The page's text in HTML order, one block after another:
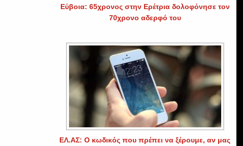
Εύβοια: 65χρονος στην Ερέτρια δολοφόνησε τον
70χρονο αδερφό του
ΕΛ.ΑΣ: O κωδικός που πρέπει να ξέρουμε, αν μας